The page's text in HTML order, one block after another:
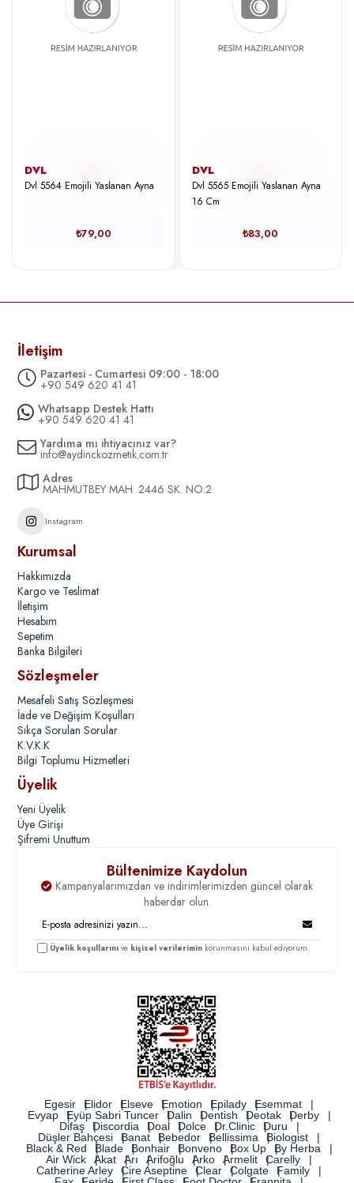
DVL
Dvl 5564 Emojili Yaslanan Ayna
₺79,00
DVL
Dvl 5565 Emojili Yaslanan Ayna
16 Cm
₺83,00
İletişim
Pazartesi - Cumartesi 09:00 - 18:00
+90 549 620 41 41
Whatsapp Destek Hattı
+90 549 620 41 41
Yardıma mı ihtiyacınız var?
info@aydinckozmetik.com.tr
Adres
MAHMUTBEY MAH. 2446 SK. NO:2
Instagram
Kurumsal
Hakkımızda
Kargo ve Teslimat
İletişim
Hesabım
Sepetim
Banka Bilgileri
Sözleşmeler
Mesafeli Satış Sözleşmesi
İade ve Değişim Koşulları
Sıkça Sorulan Sorular
K.V.K.K
Bilgi Toplumu Hizmetleri
Üyelik
Yeni Üyelik
Üye Girişi
Şifremi Unuttum
Bültenimize Kaydolun
Kampanyalarımızdan ve indirimlerimizden güncel olarak
haberdar olun.
Üyelik koşullarını ve kişisel verilerimin korunmasını kabul ediyorum.
Egesir Elidor Elseve Emotion Epilady
Esemmat
Evyap
Eyüp Sabri Tuncer Dalin Dentish Deotak
Derby
Difaş
Discordia Doal Dolce Dr.Clinic
Duru
Düşler Bahçesi
Banat Bebedor Bellissima
Biologist
Black & Red
Blade Bonhair Bonveno Box Up
By Herba
Air Wick
Akat Arı Arifoğlu Arko Armelit
Carelly
Catherine Arley
Cire Aseptine Clear Colgate
Family